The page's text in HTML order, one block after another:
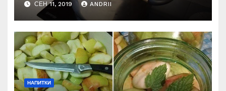
СЕН 11, 2019 ANDRII
НАПИТКИ